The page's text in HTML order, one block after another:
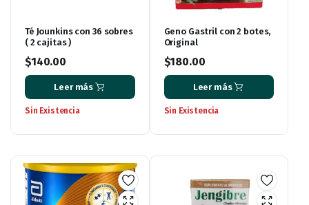
Té Jounkins con 36 sobres
( 2 cajitas )
$140.00
Leer más
Sin Existencia
Geno Gastril con 2 botes,
Original
$180.00
Leer más
Sin Existencia